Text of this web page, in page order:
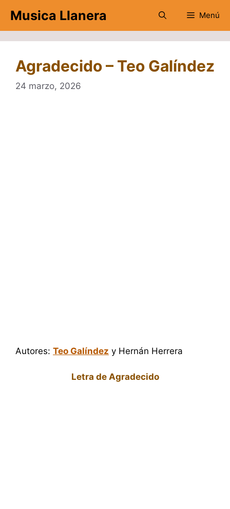
contenido
Musica Llanera Menú
Agradecido – Teo Galíndez
24 marzo, 2026
Autores: Teo Galíndez y Hernán Herrera
Letra de Agradecido